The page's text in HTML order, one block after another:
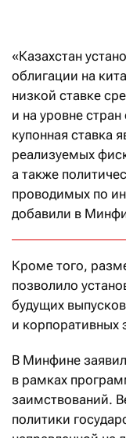
«Казахстан
облигации на
низкой ставке
и на уровне
купонная ставка
реализуемых
а также
проводимых по
добавили в
Кроме того,
позволило
будущих
и корпоративных
В Минфине
в рамках
заимствований.
политики